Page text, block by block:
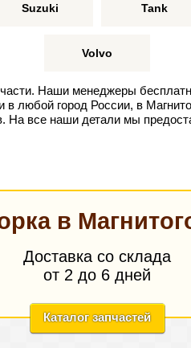
Suzuki Tank
Volvo
Наши менеджеры
любой город России, в
На все наши детали мы
в
Доставка со склада
от 2 до 6 дней
Каталог запчастей